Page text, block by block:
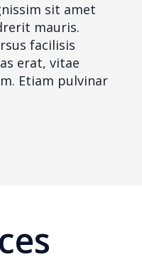
sit amet
mauris.
facilisis
erat, vitae
Etiam pulvinar